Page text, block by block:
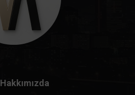
Hakkımızda